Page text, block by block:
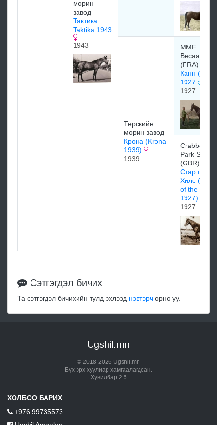
морин
завод
Тактика
Taktika 1943
1943
Терскийн
морин завод
Крона (Krona
1939)
1939
MME
Becaas
(FRA)
Канн
1927
1927
Crabbet
Park Stud
(GBR)
Стар оф зе
Хилс (Star
of the hills
1927)
1927
Сэтгэгдэл бичих
Та сэтгэгдэл бичихийн тулд эхлээд нэвтэрч орно уу.
Ugshil.mn
© 2018-2026 Ugshil.mn
Бүх эрх хуулиар хамгаалагдсан.
Хувилбар 2.6
ХОЛБОО БАРИХ
+976 99735573